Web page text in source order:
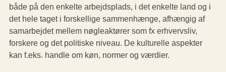
både på den enkelte arbejdsplads, i det enkelte land og i
det hele taget i forskellige sammenhænge, afhængig af
samarbejdet mellem nøgleaktører som fx erhvervsliv,
forskere og det politiske niveau. De kulturelle aspekter
kan f.eks. handle om køn, normer og værdier.